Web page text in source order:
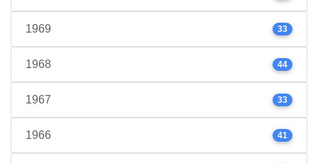
1969 33
1968 44
1967 33
1966 41